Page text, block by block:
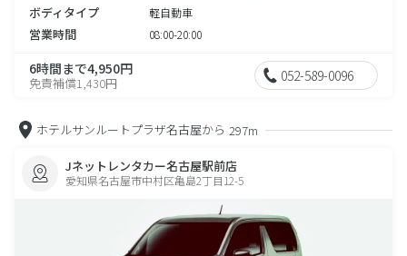
ボディタイプ 軽自動車
営業時間 08:00-20:00
6時間まで4,950円
免責補償1,430円 052-589-0096
ホテルサンルートプラザ名古屋から 297m
Jネットレンタカー名古屋駅前店
愛知県名古屋市中村区亀島2丁目12-5